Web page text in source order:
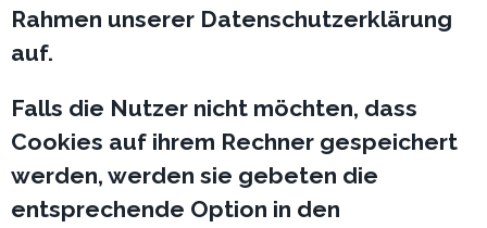
Rahmen unserer Datenschutzerklärung
auf.
Falls die Nutzer nicht möchten, dass
Cookies auf ihrem Rechner gespeichert
werden, werden sie gebeten die
entsprechende Option in den